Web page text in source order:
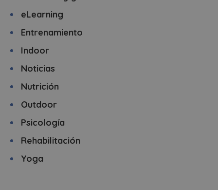
eLearning
Entrenamiento
Indoor
Noticias
Nutrición
Outdoor
Psicología
Rehabilitación
Yoga